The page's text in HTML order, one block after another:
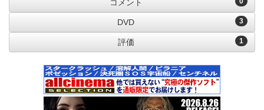
コメント
3
DVD
1
評価